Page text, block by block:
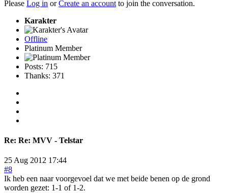
Please Log in orCreate an account to join the conversation.
Karakter
Offline
Platinum Member
Posts: 715
Thanks: 371
Re: Re: MVV - Telstar
25 Aug 2012 17:44
#8
Ik heb een naar voorgevoel dat we met beide benen op de grond
worden gezet: 1-1 of 1-2.